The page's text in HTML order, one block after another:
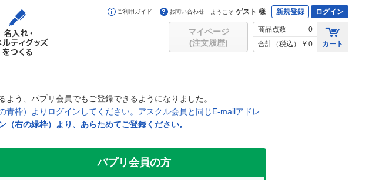
ご利用ガイド お問い合わせ ようこそ ゲスト 様 新規登録 ログイン
マイページ
(注文履歴)
商品点数
0
合計（税込）
¥ 0 カート
う、パプリ会員でもご登録できるようになりました。
枠）よりログインしてください。アスクル会員と同じE-mailアドレ
（右の緑枠）より、あらためてご登録ください。
パプリ会員の方